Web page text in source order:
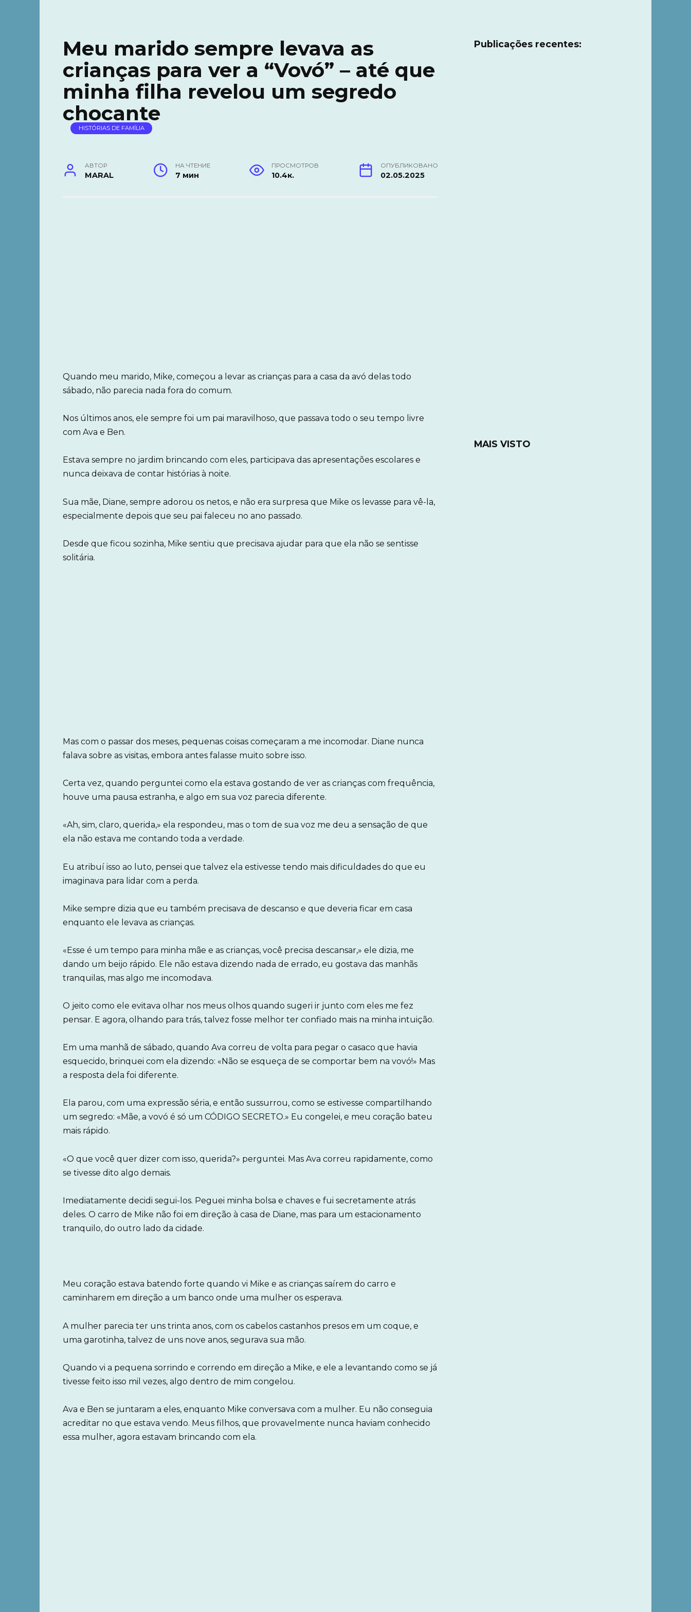
Meu marido sempre levava as
crianças para ver a “Vovó” – até que
minha filha revelou um segredo
chocante
HISTÓRIAS DE FAMÍLIA
АВТОР
MARAL
НА ЧТЕНИЕ
7 мин
ПРОСМОТРОВ
10.4к.
ОПУБЛИКОВАНО
02.05.2025
Quando meu marido, Mike, começou a levar as crianças para a casa da avó delas todo
sábado, não parecia nada fora do comum.
Nos últimos anos, ele sempre foi um pai maravilhoso, que passava todo o seu tempo livre
com Ava e Ben.
Estava sempre no jardim brincando com eles, participava das apresentações escolares e
nunca deixava de contar histórias à noite.
Sua mãe, Diane, sempre adorou os netos, e não era surpresa que Mike os levasse para vê-la,
especialmente depois que seu pai faleceu no ano passado.
Desde que ficou sozinha, Mike sentiu que precisava ajudar para que ela não se sentisse
solitária.
Mas com o passar dos meses, pequenas coisas começaram a me incomodar. Diane nunca
falava sobre as visitas, embora antes falasse muito sobre isso.
Certa vez, quando perguntei como ela estava gostando de ver as crianças com frequência,
houve uma pausa estranha, e algo em sua voz parecia diferente.
«Ah, sim, claro, querida,» ela respondeu, mas o tom de sua voz me deu a sensação de que
ela não estava me contando toda a verdade.
Eu atribuí isso ao luto, pensei que talvez ela estivesse tendo mais dificuldades do que eu
imaginava para lidar com a perda.
Mike sempre dizia que eu também precisava de descanso e que deveria ficar em casa
enquanto ele levava as crianças.
«Esse é um tempo para minha mãe e as crianças, você precisa descansar,» ele dizia, me
dando um beijo rápido. Ele não estava dizendo nada de errado, eu gostava das manhãs
tranquilas, mas algo me incomodava.
O jeito como ele evitava olhar nos meus olhos quando sugeri ir junto com eles me fez
pensar. E agora, olhando para trás, talvez fosse melhor ter confiado mais na minha intuição.
Em uma manhã de sábado, quando Ava correu de volta para pegar o casaco que havia
esquecido, brinquei com ela dizendo: «Não se esqueça de se comportar bem na vovó!» Mas
a resposta dela foi diferente.
Ela parou, com uma expressão séria, e então sussurrou, como se estivesse compartilhando
um segredo: «Mãe, a vovó é só um CÓDIGO SECRETO.» Eu congelei, e meu coração bateu
mais rápido.
«O que você quer dizer com isso, querida?» perguntei. Mas Ava correu rapidamente, como
se tivesse dito algo demais.
Imediatamente decidi segui-los. Peguei minha bolsa e chaves e fui secretamente atrás
deles. O carro de Mike não foi em direção à casa de Diane, mas para um estacionamento
tranquilo, do outro lado da cidade.
Meu coração estava batendo forte quando vi Mike e as crianças saírem do carro e
caminharem em direção a um banco onde uma mulher os esperava.
A mulher parecia ter uns trinta anos, com os cabelos castanhos presos em um coque, e
uma garotinha, talvez de uns nove anos, segurava sua mão.
Quando vi a pequena sorrindo e correndo em direção a Mike, e ele a levantando como se já
tivesse feito isso mil vezes, algo dentro de mim congelou.
Ava e Ben se juntaram a eles, enquanto Mike conversava com a mulher. Eu não conseguia
acreditar no que estava vendo. Meus filhos, que provavelmente nunca haviam conhecido
essa mulher, agora estavam brincando com ela.
Publicações recentes:
MAIS VISTO